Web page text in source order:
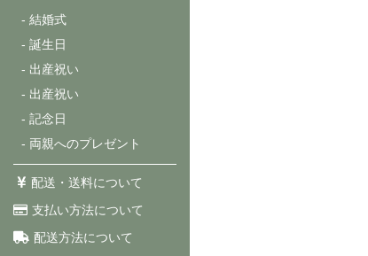
- 結婚式
- 誕生日
- 出産祝い
- 出産祝い
- 記念日
- 両親へのプレゼント
配送・送料について
支払い方法について
配送方法について